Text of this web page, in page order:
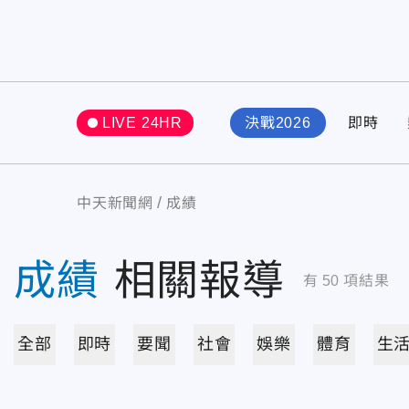
LIVE 24HR 決戰2026 即時
中天新聞網 成績
成績 相關報導 有 50 項結果
全部 即時 要聞 社會 娛樂 體育 生